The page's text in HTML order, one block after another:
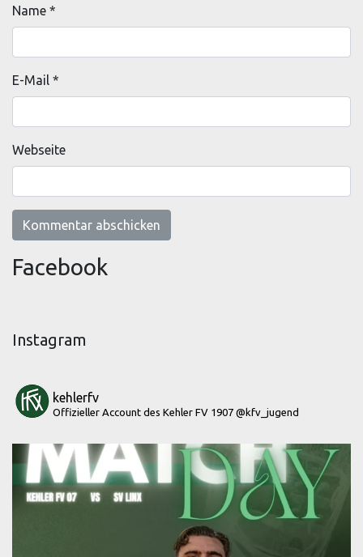
Name *
E-Mail *
Webseite
Facebook
Instagram
kehlerfv
Offizieller Account des Kehler FV 1907 @kfv_jugend